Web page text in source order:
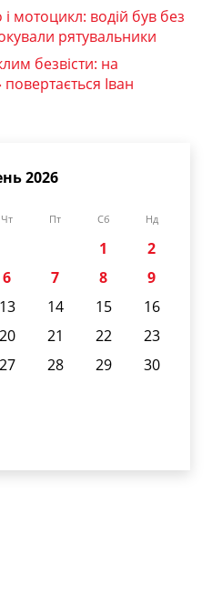
і мотоцикл: водій був без
рятувальники
безвісти: на
Іван
2026
Чт Пт Сб Нд
1
2
6 7 8
9
13 14 15
16
20 21 22
23
27 28 29
30